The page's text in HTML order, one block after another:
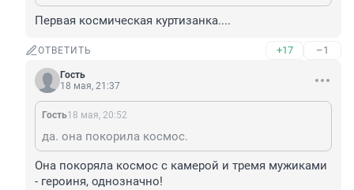
Первая космическая куртизанка....
ОТВЕТИТЬ +17 –1
Гость
18 мая, 21:37
Гость18 мая, 20:52
да. она покорила космос.
Она покоряла космос с камерой и тремя мужиками
- героиня, однозначно!